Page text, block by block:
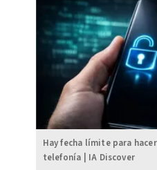
Hay fecha límite para
telefonía | IA Discover